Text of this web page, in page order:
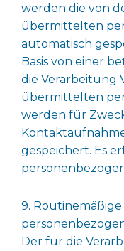
werden die von
übermittelten
automatisch
Basis von einer
die Verarbeitung
übermittelten
werden für
gespeichert. Es
9.
Der für die